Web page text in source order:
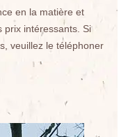
en la matière et
prix intéressants. Si
veuillez le téléphoner